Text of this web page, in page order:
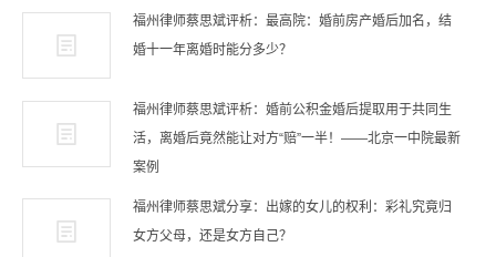
福州律师蔡思斌评析：最高院：婚前房产婚后加名，结
婚十一年离婚时能分多少？
福州律师蔡思斌评析：婚前公积金婚后提取用于共同生
活，离婚后竟然能让对方“赔”一半！——北京一中院最新
案例
福州律师蔡思斌分享：出嫁的女儿的权利：彩礼究竟归
女方父母，还是女方自己？